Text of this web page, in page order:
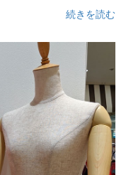
続きを読む